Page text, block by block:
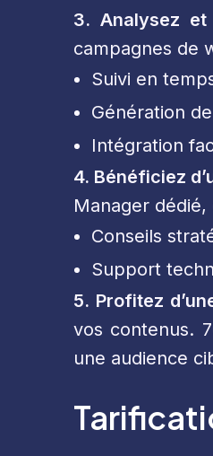
3. Analysez et
campagnes de
Suivi en
Génération
Intégration
4. Bénéficiez
Manager dédié,
Conseils
Support
5. Profitez
vos contenus.
une audience